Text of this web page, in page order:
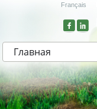
Français
Главная